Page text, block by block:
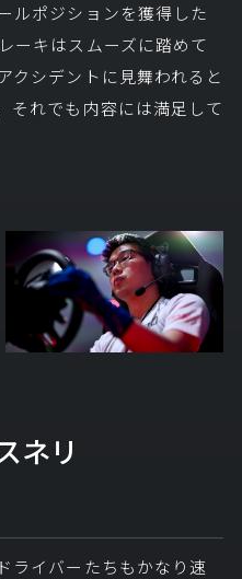
ルポジションを獲得した
ーキはスムーズに踏めて
クシデントに見舞われると
それでも内容には満足して
ネリ
ライバーたちもかなり速